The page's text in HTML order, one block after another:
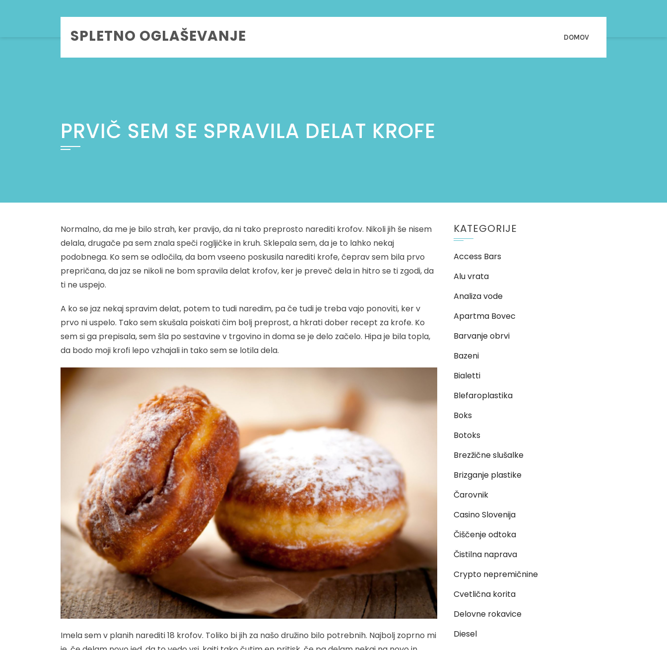
SPLETNO OGLAŠEVANJE DOMOV
PRVIČ SEM SE SPRAVILA DELAT KROFE
Normalno, da me je bilo strah, ker pravijo, da ni tako preprosto narediti krofov. Nikoli jih še nisem
delala, drugače pa sem znala speči rogljičke in kruh. Sklepala sem, da je to lahko nekaj
podobnega. Ko sem se odločila, da bom vseeno poskusila narediti krofe, čeprav sem bila prvo
prepričana, da jaz se nikoli ne bom spravila delat krofov, ker je preveč dela in hitro se ti zgodi, da
ti ne uspejo.
A ko se jaz nekaj spravim delat, potem to tudi naredim, pa če tudi je treba vajo ponoviti, ker v
prvo ni uspelo. Tako sem skušala poiskati čim bolj preprost, a hkrati dober recept za krofe. Ko
sem si ga prepisala, sem šla po sestavine v trgovino in doma se je delo začelo. Hipa je bila topla,
da bodo moji krofi lepo vzhajali in tako sem se lotila dela.
Imela sem v planih narediti 18 krofov. Toliko bi jih za našo družino bilo potrebnih. Najbolj zoprno mi
KATEGORIJE
Access Bars
Alu vrata
Analiza vode
Apartma Bovec
Barvanje obrvi
Bazeni
Bialetti
Blefaroplastika
Boks
Botoks
Brezžične slušalke
Brizganje plastike
Čarovnik
Casino Slovenija
Čiščenje odtoka
Čistilna naprava
Crypto nepremičnine
Cvetlična korita
Delovne rokavice
Diesel